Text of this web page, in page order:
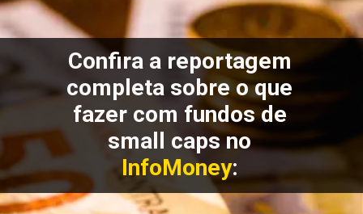
Confira a reportagem
completa sobre o que
fazer com fundos de
small caps no
InfoMoney: